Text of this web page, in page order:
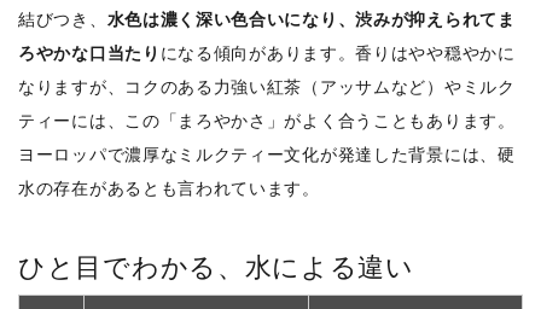
結びつき、 水色は濃く深い色合いになり、渋みが抑えられてま
ろやかな口当たり になる傾向があります。香りはやや穏やかに
なりますが、コクのある力強い紅茶（アッサムなど）やミルク
ティーには、この「まろやかさ」がよく合うこともあります。
ヨーロッパで濃厚なミルクティー文化が発達した背景には、硬
水の存在があるとも言われています。
ひと目でわかる、水による違い